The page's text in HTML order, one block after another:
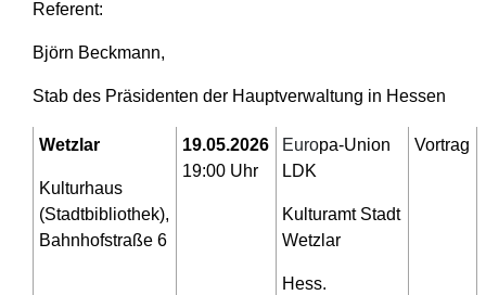
Referent:
Björn Beckmann,
Stab des Präsidenten der Hauptverwaltung in Hessen
Wetzlar
Kulturhaus
(Stadtbibliothek),
Bahnhofstraße 6
19.05.2026
19:00 Uhr
Europa-Union
LDK
Kulturamt Stadt
Wetzlar
Hess.
Vortrag